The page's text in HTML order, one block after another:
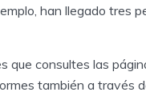
han llegado tres
que consultes las
también a través